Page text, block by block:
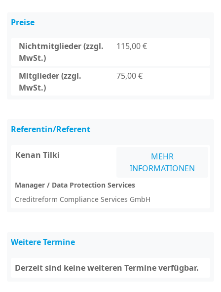
Preise
Nichtmitglieder (zzgl.
MwSt.)
115,00 €
Mitglieder (zzgl.
MwSt.)
75,00 €
Referentin/Referent
Kenan Tilki
MEHR
INFORMATIONEN
Manager / Data Protection Services
Creditreform Compliance Services GmbH
Weitere Termine
Derzeit sind keine weiteren Termine verfügbar.